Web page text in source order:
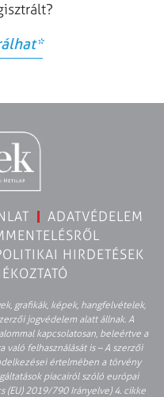
*
ADATVÉDELEM
HIRDETÉSEK
grafikák, képek, hangfelvételek,
jogvédelem alatt állnak. A
kapcsolatosan, beleértve a
való felhasználását is – A szerzői
értelmében a törvény
piacairól szóló európai
(EU) 2019/790 Irányelve) 4. cikke